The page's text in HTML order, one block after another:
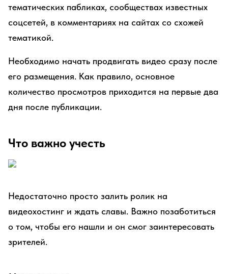
тематических пабликах, сообществах известных
соцсетей, в комментариях на сайтах со схожей
тематикой.
Необходимо начать продвигать видео сразу после
его размещения. Как правило, основное
количество просмотров приходится на первые два
дня после публикации.
Что важно учесть
Недостаточно просто залить ролик на
видеохостинг и ждать славы. Важно позаботиться
о том, чтобы его нашли и он смог заинтересовать
зрителей.